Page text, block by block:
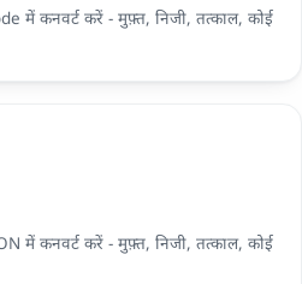
में कनवर्ट करें - मुफ़्त, निजी, तत्काल, कोई
में कनवर्ट करें - मुफ़्त, निजी, तत्काल, कोई